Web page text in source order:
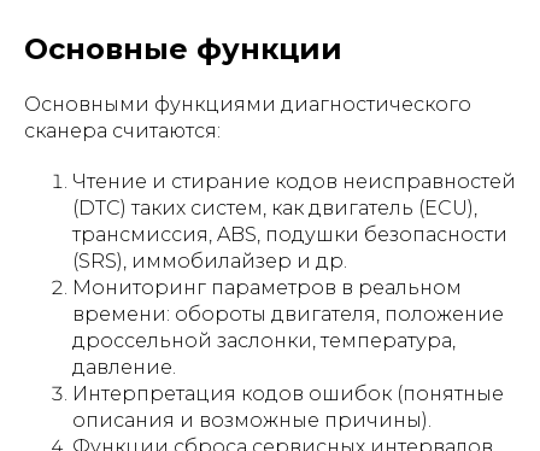
Основные функции
Основными функциями диагностического
сканера считаются:
Чтение и стирание кодов неисправностей
(DTC) таких систем, как двигатель (ECU),
трансмиссия, ABS, подушки безопасности
(SRS), иммобилайзер и др.
Мониторинг параметров в реальном
времени: обороты двигателя, положение
дроссельной заслонки, температура,
давление.
Интерпретация кодов ошибок (понятные
описания и возможные причины).